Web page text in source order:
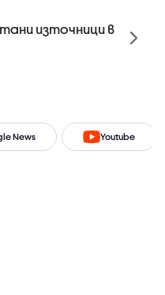
източници в
News Youtube